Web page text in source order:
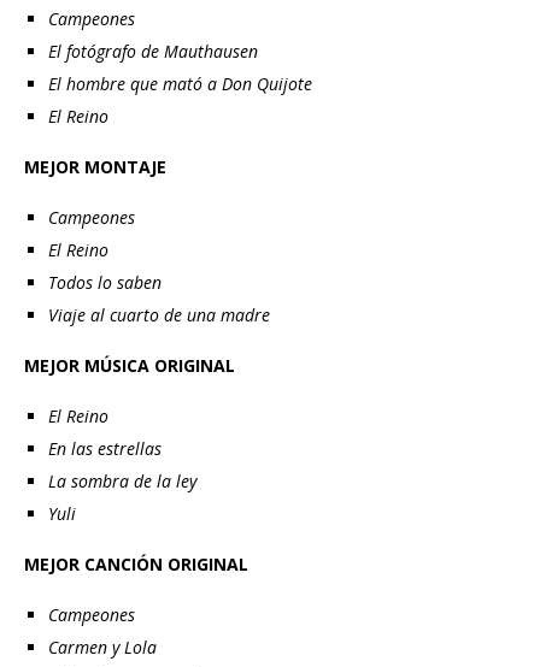
Campeones
El fotógrafo de Mauthausen
El hombre que mató a Don Quijote
El Reino
MEJOR MONTAJE
Campeones
El Reino
Todos lo saben
Viaje al cuarto de una madre
MEJOR MÚSICA ORIGINAL
El Reino
En las estrellas
La sombra de la ley
Yuli
MEJOR CANCIÓN ORIGINAL
Campeones
Carmen y Lola